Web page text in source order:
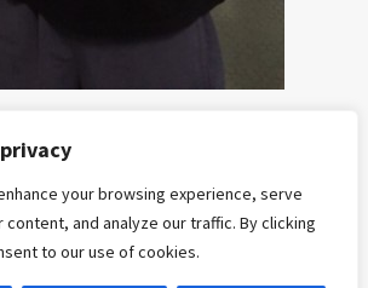
your browsing experience, serve
and analyze our traffic. By clicking
to our use of cookies.
CURSOS
E
MENTORIAS
E-
BOOKS
REFERÊNCIAS
SOBRE
NÓS
CONTATO